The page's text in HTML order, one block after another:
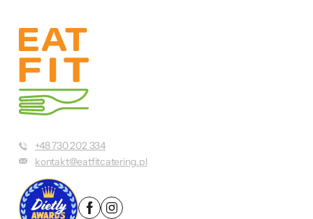
+48 730 202 334
kontakt@eatfitcatering.pl